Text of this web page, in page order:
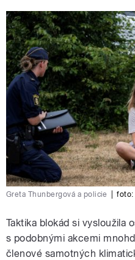
Greta Thunbergová a policie foto:
Taktika blokád si vysloužila
s podobnými akcemi
členové samotných